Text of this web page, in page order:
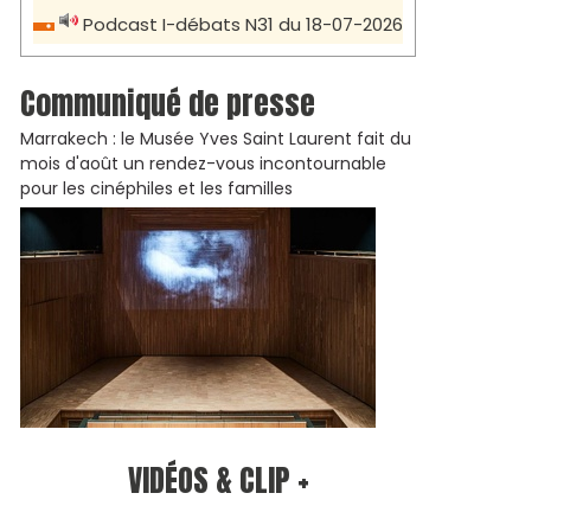
Podcast I-débats N31 du 18-07-2026
Communiqué de presse
Marrakech : le Musée Yves Saint Laurent fait du
mois d'août un rendez-vous incontournable
pour les cinéphiles et les familles
VIDÉOS & CLIP +